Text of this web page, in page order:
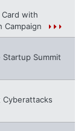
with
Campaign
Startup Summit
Cyberattacks